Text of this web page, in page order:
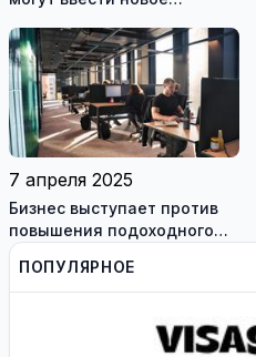
декларировать свои
цифровые активы
7 апреля 2025
Бизнес выступает против
повышения подоходного
налога: названы 5 причин
ПОПУЛЯРНОЕ